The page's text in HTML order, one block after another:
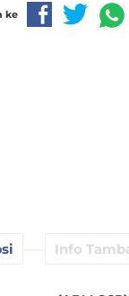
ke
Info